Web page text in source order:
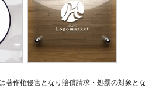
著作権侵害となり賠償請求・処罰の対象とな